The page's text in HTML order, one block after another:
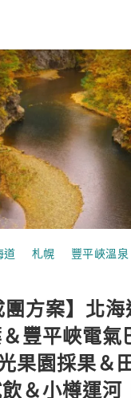
道 札幌 豐平峽溫泉
團方案】北海
豐平峽電氣
果園採果＆
＆小樽運河